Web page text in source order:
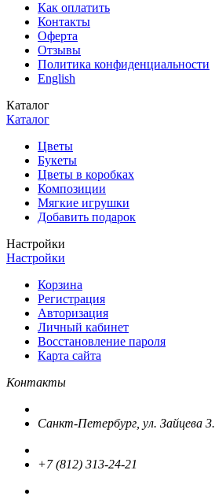
Как оплатить
Контакты
Оферта
Отзывы
Политика конфиденциальности
English
Каталог
Каталог
Цветы
Букеты
Цветы в коробках
Композиции
Мягкие игрушки
Добавить подарок
Настройки
Настройки
Корзина
Регистрация
Авторизация
Личный кабинет
Восстановление пароля
Карта сайта
Контакты
Санкт-Петербург, ул. Зайцева 3.
+7 (812) 313-24-21